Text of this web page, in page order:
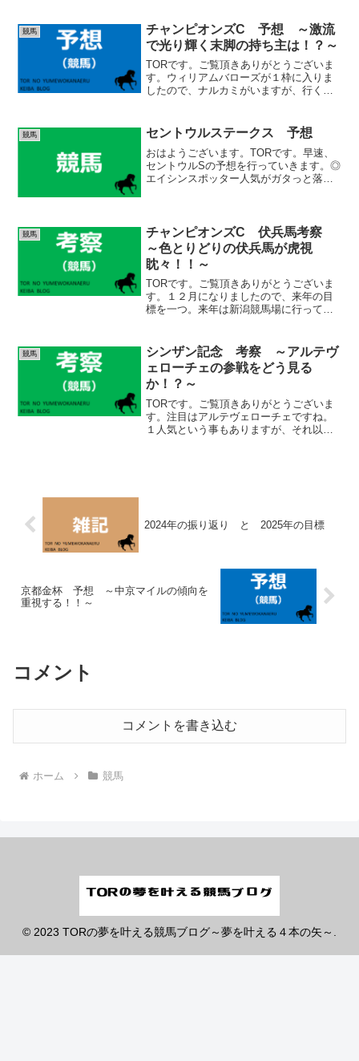
が、素晴らしい挑戦だったと思います。
秋は牝馬同士の戦いに舵を切っ...
競馬
チャンピオンズC 予想 ～激流
で光り輝く末脚の持ち主は！？～
TORです。ご覧頂きありがとうございま
す。ウィリアムバローズが１枠に入りま
したので、ナルカミがいますが、行く気
ルハートボンドがつきますので、マイペ
ースで逃げるのは難しい...
競馬 セントウルステークス 予想
おはようございます。TORです。早速、
セントウルSの予想を行っていきます。◎
エイシンスポッター人気がガタっと落ち
きました。直線で行き場...
競馬
チャンピオンズC 伏兵馬考察
～色とりどりの伏兵馬が虎視
眈々！！～
TORです。ご覧頂きありがとうございま
す。１２月になりましたので、来年の目
標を一つ。来年は新潟競馬場に行ってみ
実際はなかなか難しいのですが、言葉に
しないと、なかなか現実...
競馬
シンザン記念 考察 ～アルテヴ
ェローチェの参戦をどう見る
か！？～
TORです。ご覧頂きありがとうございま
す。注目はアルテヴェローチェですね。
１人気という事もありますが、それ以外
2024年の振り返り と 2025年の目標
京都金杯 予想 ～中京マイルの傾向を
重視する！！～
コメント
コメントを書き込む
ホーム 競馬
© 2023 TORの夢を叶える競馬ブログ～夢を叶える４本の矢～.